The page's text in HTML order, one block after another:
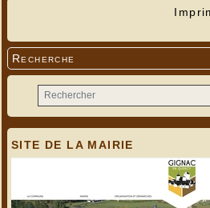
Recherche
SITE DE LA MAIRIE